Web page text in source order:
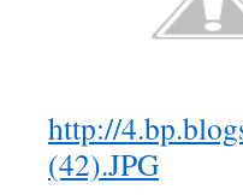
http://
(42).JPG